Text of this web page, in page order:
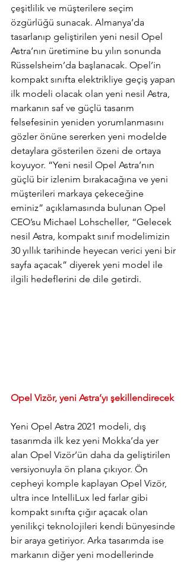
çeşitlilik ve müşterilere seçim
özgürlüğü sunacak. Almanya’da
tasarlanıp geliştirilen yeni nesil Opel
Astra’nın üretimine bu yılın sonunda
Rüsselsheim’da başlanacak. Opel’in
kompakt sınıfta elektrikliye geçiş yapan
ilk modeli olacak olan yeni nesil Astra,
markanın saf ve güçlü tasarım
felsefesinin yeniden yorumlanmasını
gözler önüne sererken yeni modelde
detaylara gösterilen özeni de ortaya
koyuyor. “Yeni nesil Opel Astra’nın
güçlü bir izlenim bırakacağına ve yeni
müşterileri markaya çekeceğine
eminiz” açıklamasında bulunan Opel
CEO’su Michael Lohscheller, “Gelecek
nesil Astra, kompakt sınıf modelimizin
30 yıllık tarihinde heyecan verici yeni bir
sayfa açacak” diyerek yeni model ile
ilgili hedeflerini de dile getirdi.
Opel Vizör, yeni Astra’yı şekillendirecek
Yeni Opel Astra 2021 modeli, dış
tasarımda ilk kez yeni Mokka’da yer
alan Opel Vizör’ün daha da geliştirilen
versiyonuyla ön plana çıkıyor. Ön
cepheyi komple kaplayan Opel Vizör,
ultra ince IntelliLux led farlar gibi
kompakt sınıfta çığır açacak olan
yenilikçi teknolojileri kendi bünyesinde
bir araya getiriyor. Arka tasarımda ise
markanın diğer yeni modellerinde